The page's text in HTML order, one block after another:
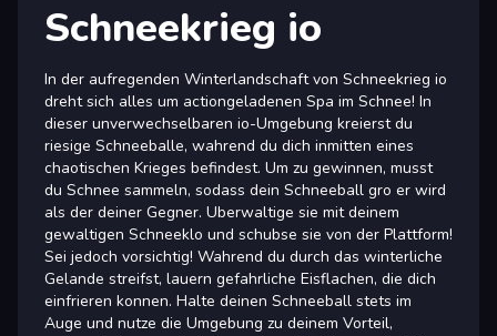
Schneekrieg io
In der aufregenden Winterlandschaft von Schneekrieg io
dreht sich alles um actiongeladenen Spa im Schnee! In
dieser unverwechselbaren io-Umgebung kreierst du
riesige Schneeballe, wahrend du dich inmitten eines
chaotischen Krieges befindest. Um zu gewinnen, musst
du Schnee sammeln, sodass dein Schneeball gro er wird
als der deiner Gegner. Uberwaltige sie mit deinem
gewaltigen Schneeklo und schubse sie von der Plattform!
Sei jedoch vorsichtig! Wahrend du durch das winterliche
Gelande streifst, lauern gefahrliche Eisflachen, die dich
einfrieren konnen. Halte deinen Schneeball stets im
Auge und nutze die Umgebung zu deinem Vorteil,